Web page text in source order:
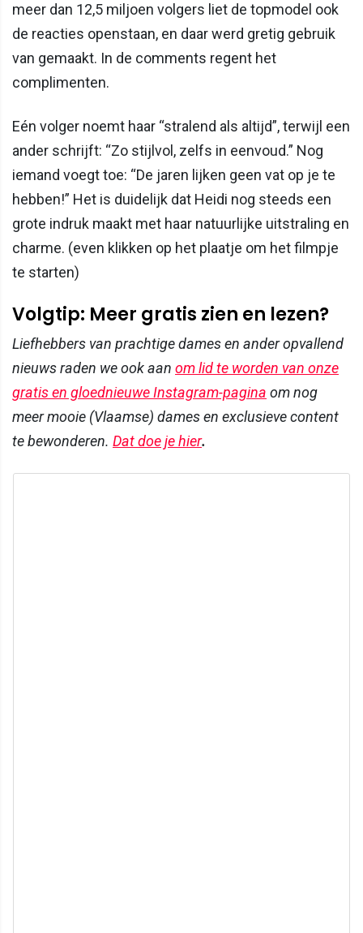
meer dan 12,5 miljoen volgers liet de topmodel ook
de reacties openstaan, en daar werd gretig gebruik
van gemaakt. In de comments regent het
complimenten.
Eén volger noemt haar “stralend als altijd”, terwijl een
ander schrijft: “Zo stijlvol, zelfs in eenvoud.” Nog
iemand voegt toe: “De jaren lijken geen vat op je te
hebben!” Het is duidelijk dat Heidi nog steeds een
grote indruk maakt met haar natuurlijke uitstraling en
charme. (even klikken op het plaatje om het filmpje
te starten)
Volgtip: Meer gratis zien en lezen?
Liefhebbers van prachtige dames en ander opvallend
nieuws raden we ook aan om lid te worden van onze
gratis en gloednieuwe Instagram-pagina om nog
meer mooie (Vlaamse) dames en exclusieve content
te bewonderen. Dat doe je hier.